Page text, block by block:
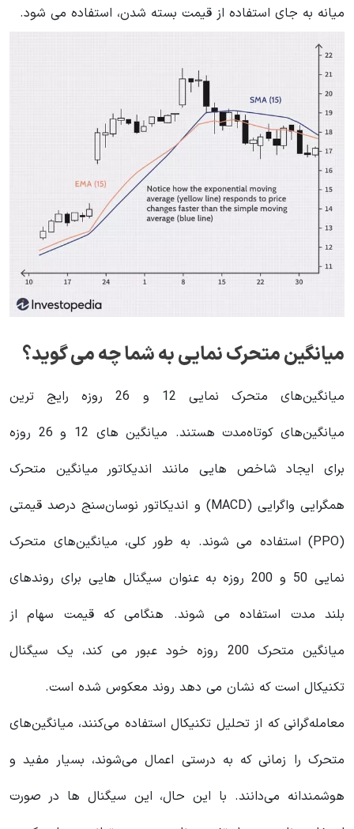
میانه به جای استفاده از قیمت بسته شدن، استفاده می شود.
میانگین متحرک نمایی به شما چه می گوید؟
میانگین‌های متحرک نمایی 12 و 26 روزه رایج ترین
میانگین‌های کوتاه‌مدت هستند. میانگین های 12 و 26 روزه
برای ایجاد شاخص هایی مانند اندیکاتور میانگین متحرک
همگرایی واگرایی (MACD) و اندیکاتور نوسان‌سنج درصد قیمتی
(PPO) استفاده می شوند. به طور کلی، میانگین‌های متحرک
نمایی 50 و 200 روزه به عنوان سیگنال هایی برای روندهای
بلند مدت استفاده می شوند. هنگامی که قیمت سهام از
میانگین متحرک 200 روزه خود عبور می کند، یک سیگنال
تکنیکال است که نشان می دهد روند معکوس شده است.
معامله‌گرانی که از تحلیل تکنیکال استفاده می‌کنند، میانگین‌های
متحرک را زمانی که به درستی اعمال می‌شوند، بسیار مفید و
هوشمندانه می‌دانند. با این حال، این سیگنال ها در صورت